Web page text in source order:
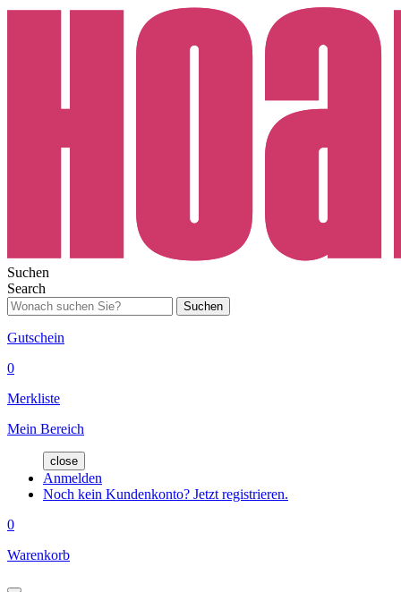
Suchen
Search
Suchen
Gutschein
0
Merkliste
Mein Bereich
close
Anmelden
Noch kein Kundenkonto? Jetzt registrieren.
0
Warenkorb